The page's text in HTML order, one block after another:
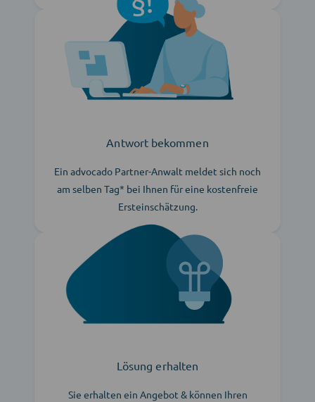
Antwort bekommen
Ein advocado Partner-Anwalt meldet sich noch
am selben Tag* bei Ihnen für eine kostenfreie
Ersteinschätzung.
Lösung erhalten
Sie erhalten ein Angebot & können Ihren